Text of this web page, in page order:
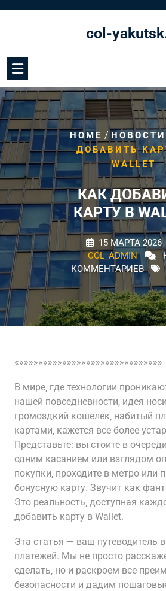
col-
HOME /НОВОСТИ
ДОБАВИТЬ
WALLET
КАК
КАРТУ В
15 МАРТА 2026
COL_ADMIN
КОММЕНТАРИЕВ
«»»»»»»»»»»»»»»»»»»»»»»»»»»»»»»
В мире‚ где технологии
нашей повседневности‚ идея
громоздкий кошелек‚ набитый
картами‚ кажется все более
Представьте: вы стоите в
одним касанием или взглядом
покупки‚ проходите в метро или
бонусную карту. Звучит как
Это реальность‚ доступная
добавить карту в Wallet.
Эта статья — ваш путеводитель
платежей. Мы не просто
сделать‚ но и раскроем все
безопасности и дадим